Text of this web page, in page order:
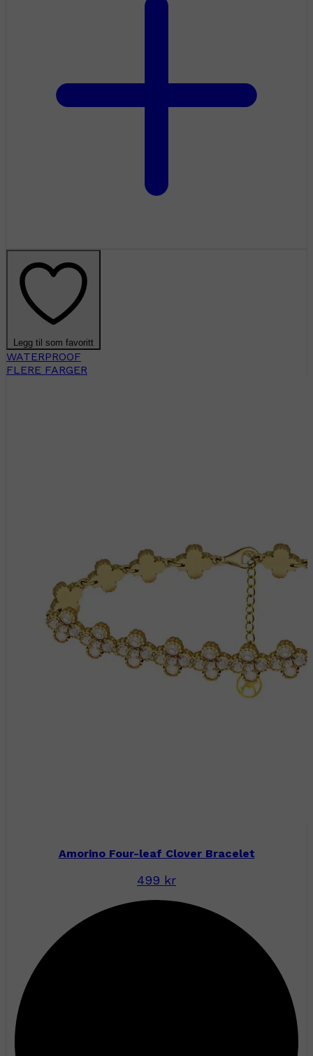
Legg til som favoritt
WATERPROOF
FLERE FARGER
Amorino Four-leaf Clover Bracelet
499 kr